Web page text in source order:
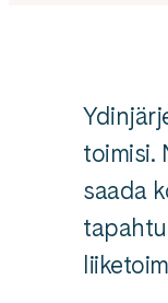
toimisi.
saada